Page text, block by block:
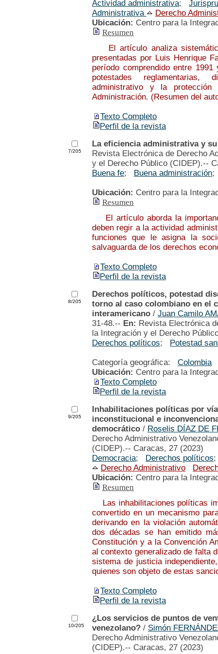
Actividad administrativa;
Administrativa
Derecho
Ubicación: Centro para la
Resumen
El artículo analiza
presentadas por Luis Henrique
período comprendido entre
potestades reglamentarias,
administrativo y la
Administración. (Resumen del
Texto Completo
Perfil de la revista
7/205
La eficiencia administrativa y
Revista Electrónica de Derecho
y el Derecho Público (CIDEP).--
Buena fe; Buena administración
Ubicación: Centro para la
Resumen
El artículo aborda la
deben regir a la actividad
funciones que le asigna la
salvaguarda de los derechos
Texto Completo
Perfil de la revista
8/205
Derechos políticos, potestad
torno al caso colombiano en el
interamericano / Juan Camilo
31-48.-- En: Revista Electrónica
la Integración y el Derecho
Derechos políticos; Potestad
Categoría geográfica: Colombia
Ubicación: Centro para la
Texto Completo
Perfil de la revista
9/205
Inhabilitaciones políticas por
inconstitucional e
democrático / Roselis DÍAZ DE
Derecho Administrativo
(CIDEP).-- Caracas, 27 (2023)
Democracia; Derechos políticos
Derecho Administrativo
Ubicación: Centro para la
Resumen
Las inhabilitaciones políticas
convertido en un mecanismo
derivando en la violación
dos décadas se han emitido
Constitución y a la Convención
al contexto generalizado de falta
sistema de justicia
quienes son objeto de estas
Texto Completo
Perfil de la revista
10/205
¿Los servicios de puntos de
venezolano? / Simón
Derecho Administrativo
(CIDEP).-- Caracas, 27 (2023)